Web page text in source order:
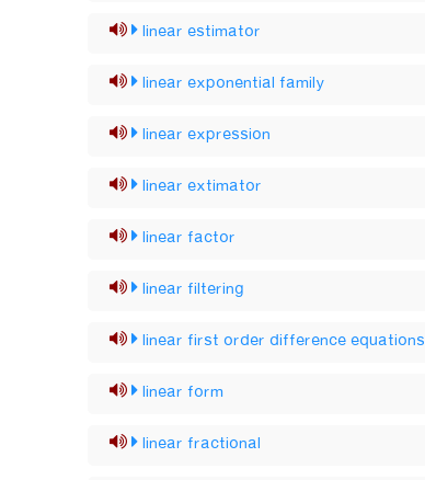
linear estimator
linear exponential family
linear expression
linear extimator
linear factor
linear filtering
linear first order difference equations
linear form
linear fractional